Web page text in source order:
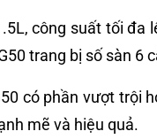
công suất tối
trang bị số sàn 6
có phần vượt
mẽ và hiệu quả.